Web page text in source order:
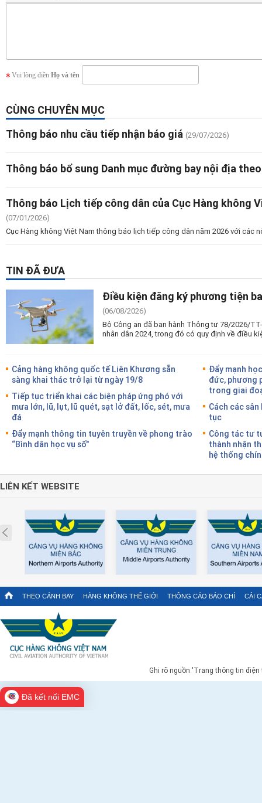
Vui lòng điền Họ và tên
CÙNG CHUYÊN MỤC
Thông báo nhu cầu tiếp nhận báo giá (29/07/2026)
Thông báo bổ sung Danh mục đường bay nội địa
Thông báo Lịch tiếp công dân của Cục Hàng không
(07/01/2026)
Cục Hàng không Việt Nam thông báo lịch tiếp công dân năm 2026 với các
TIN ĐÃ ĐƯA
Điều kiện đăng ký phương tiện
(06/08/2026)
Bộ Công an đã ban hành Thông tư 78/2026/
nhân dân 2024, trong đó có quy định về điều
Cảng hàng không quốc tế Liên Khương sẵn
sàng khai thác trở lại từ ngày 19/8
Tiếp tục triển khai các biện pháp ứng phó với
mưa lớn, lũ, lụt, lũ quét, sạt lở đất, lốc, sét, mưa
đá
Đẩy mạnh thông tin tuyên truyền về phong trào
“Bình dân học vụ số"
Đẩy mạnh
đức, phương
trong giai
Cách các
tục
Công tác tư
thành nhận
hệ thống
LIÊN KẾT WEBSITE
Prev
THEO CÁNH BAY HÀNG KHÔNG THẾ GIỚI THÔNG CÁO BÁO CHÍ CẢI
Ghi rõ nguồn 'Trang thông tin
Đã kết nối EMC